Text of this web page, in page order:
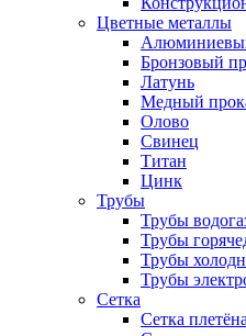
Цветные металлы
Бронзовый
Латунь
Медный
Олово
Свинец
Титан
Цинк
Трубы
Трубы
Трубы
Трубы
Трубы
Сетка
Сетка